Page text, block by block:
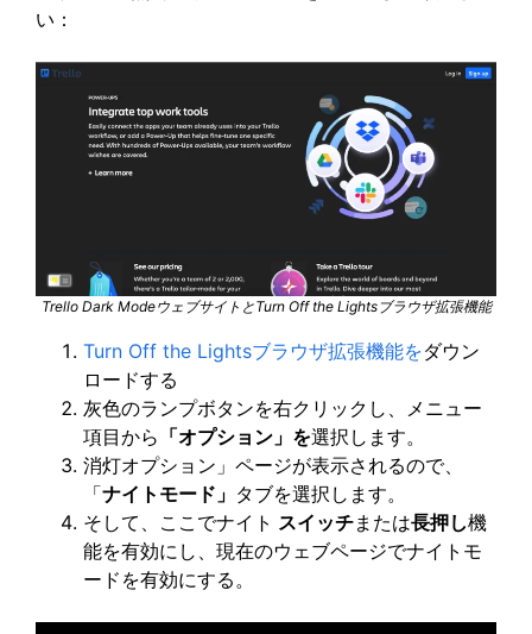
い：
Trello Dark ModeウェブサイトとTurn Off the Lightsブラウザ拡張機能
Turn Off the Lightsブラウザ拡張機能をダウン
ロードする
灰色のランプボタンを右クリックし、メニュー
項目から 「オプション」を選択します。
消灯オプション」ページが表示されるので、
「ナイトモード」 タブを選択します。
そして、ここでナイト スイッチまたは長押し機
能を有効にし、現在のウェブページでナイトモ
ードを有効にする。